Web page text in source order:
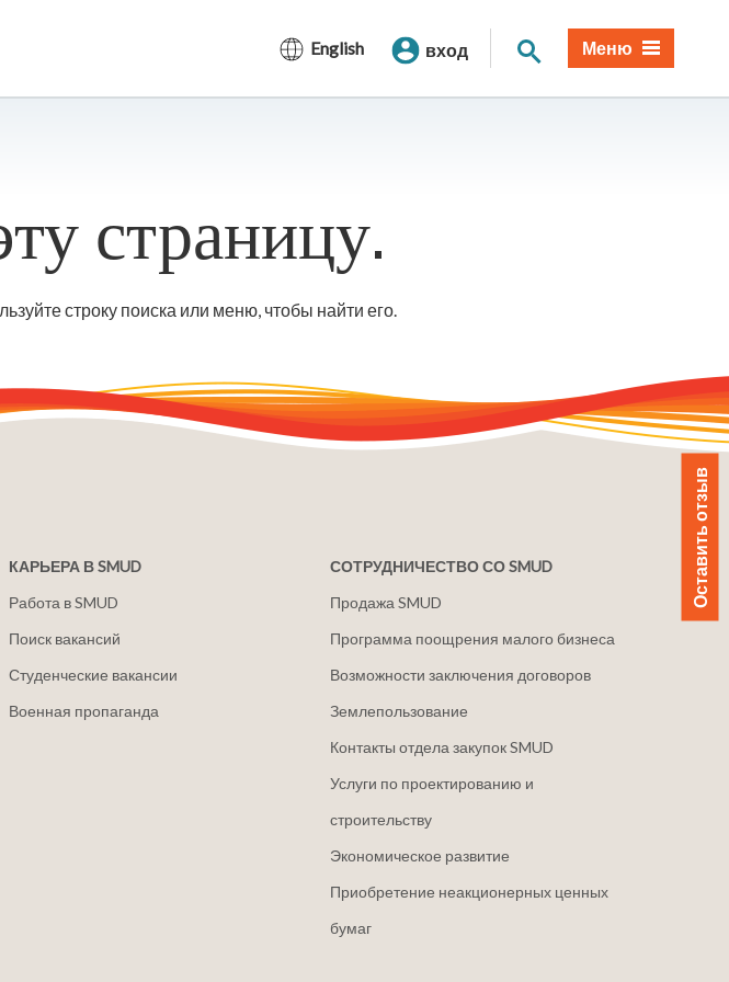
English вход Поиск по сайту
Меню
страницу.
строку поиска или меню, чтобы найти его.
КАРЬЕРА В SMUD
Работа в SMUD
Поиск вакансий
Студенческие вакансии
Военная пропаганда
СОТРУДНИЧЕСТВО СО SMUD
Продажа SMUD
Программа поощрения малого бизнеса
Возможности заключения договоров
Землепользование
Контакты отдела закупок SMUD
Услуги по проектированию и
строительству
Экономическое развитие
Приобретение неакционерных ценных
бумаг
Оставить отзыв